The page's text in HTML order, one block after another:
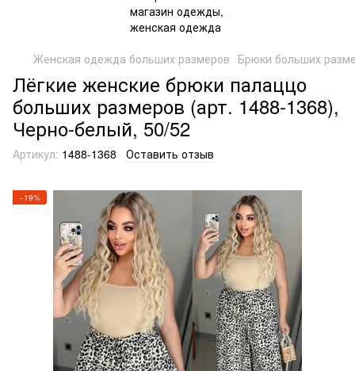
Женская одежда больших размеров Брюки больших
Лёгкие женские брюки палаццо
больших размеров (арт. 1488-1368),
Черно-белый, 50/52
Артикул: 1488-1368 Оставить отзыв
−19%